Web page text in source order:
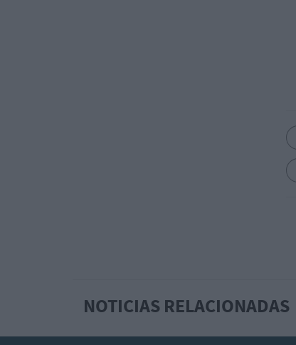
NOTICIAS RELACIONADAS